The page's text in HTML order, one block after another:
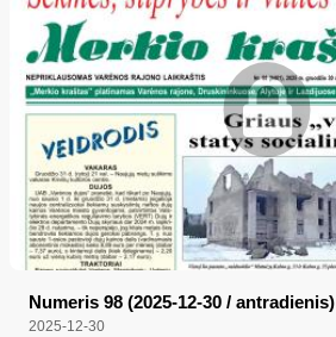
savo neveiklumu šis valstybės
politikų elgesio kodeksą...
Numeris 98 (2025-12-30 / antradienis)
2025-12-30